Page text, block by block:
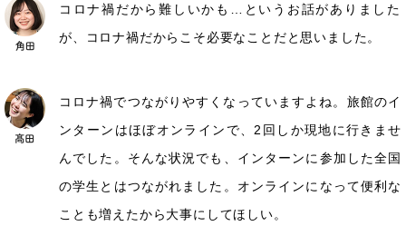
コロナ禍だから難しいかも…というお話がありました
が、コロナ禍だからこそ必要なことだと思いました。
コロナ禍でつながりやすくなっていますよね。旅館のイ
ンターンはほぼオンラインで、2回しか現地に行きませ
んでした。そんな状況でも、インターンに参加した全国
の学生とはつながれました。オンラインになって便利な
ことも増えたから大事にしてほしい。